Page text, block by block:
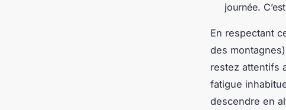
journée.
En respectant
des
restez attentifs
fatigue
descendre en